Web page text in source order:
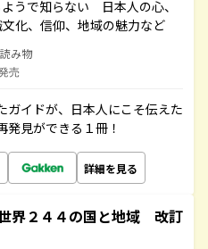
うで知らない 日本人の心、
化、信仰、地域の魅力など
み物
売
ガイドが、日本人にこそ伝えた
見ができる１冊！
詳細を見る
界２４４の国と地域 改訂